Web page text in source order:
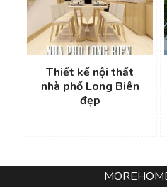
Thiết kế nội thất
nhà phố Long Biên
đẹp